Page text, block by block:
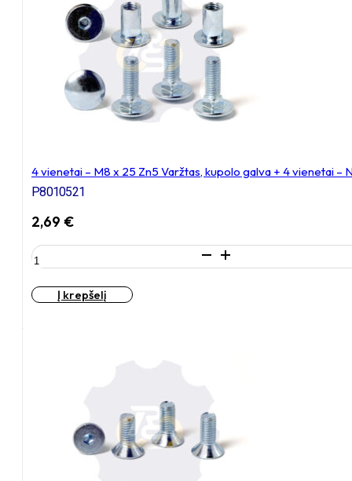
4 vienetai – M8 x 25 Zn5 Varžtas, kupolo galva + 4 vienetai –
P8010521
2,69 €
produkto
kiekis:
4
vienetaiĮ krepšelį